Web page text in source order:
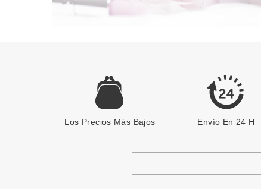
Los Precios Más Bajos Envío En 24 H